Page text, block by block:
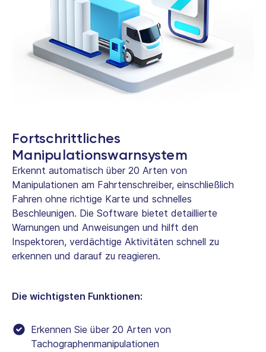
Fortschrittliches
Manipulationswarnsystem
Erkennt automatisch über 20 Arten von
Manipulationen am Fahrtenschreiber, einschließlich
Fahren ohne richtige Karte und schnelles
Beschleunigen. Die Software bietet detaillierte
Warnungen und Anweisungen und hilft den
Inspektoren, verdächtige Aktivitäten schnell zu
erkennen und darauf zu reagieren.
Die wichtigsten Funktionen:
Erkennen Sie über 20 Arten von
Tachographenmanipulationen